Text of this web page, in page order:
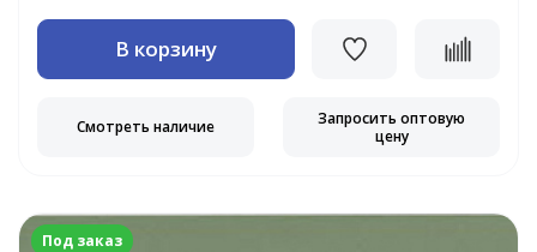
В корзину
Смотреть наличие
Запросить оптовую
цену
Под заказ